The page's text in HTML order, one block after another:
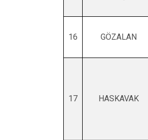
16 GÖZALAN
17 HASKAVAK